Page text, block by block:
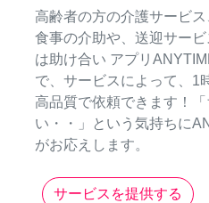
高齢者の方の介護サービス
食事の介助や、送迎サー
は助け合い アプリ
で、サービスによって、1
高品質で依頼できます！
い・・」という気持ちに
がお応えします。
サービスを提供する